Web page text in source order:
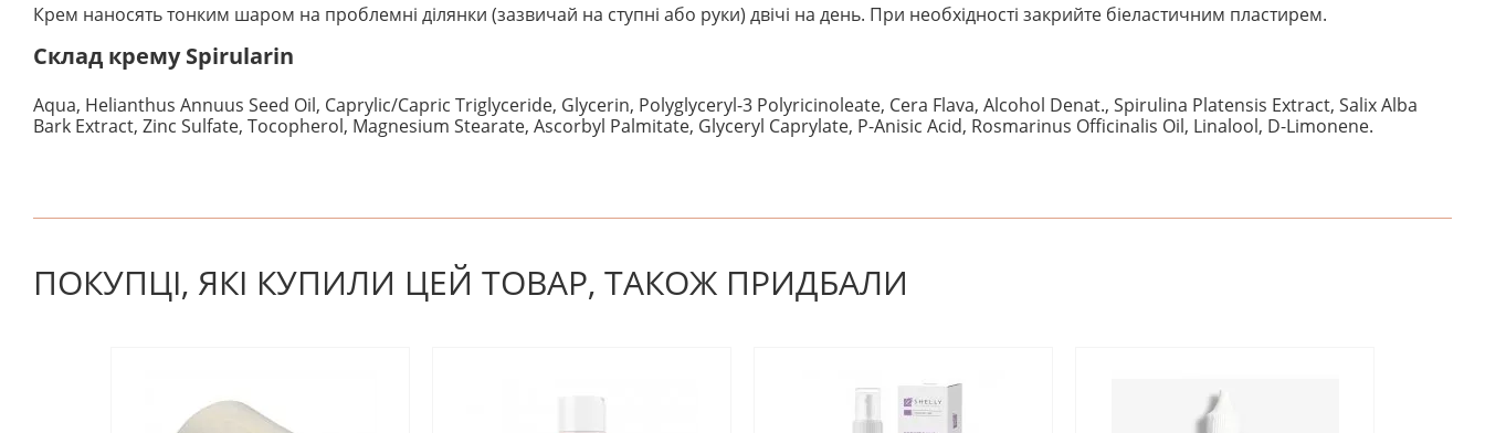
Крем наносять тонким шаром на проблемні ділянки (зазвичай на ступні або руки) двічі на день. При необхідності закрийте біеластичним пластирем.
Склад крему Spirularin
Aqua, Helianthus Annuus Seed Oil, Caprylic/Capric Triglyceride, Glycerin, Polyglyceryl-3 Polyricinoleate, Cera Flava, Alcohol Denat., Spirulina Platensis Extract, Salix Alba
Bark Extract, Zinc Sulfate, Tocopherol, Magnesium Stearate, Ascorbyl Palmitate, Glyceryl Caprylate, P-Anisic Acid, Rosmarinus Officinalis Oil, Linalool, D-Limonene.
На даний час немає відгуків. Ви можете стати першим! Будьте першим, хто напише відгук.
ПОКУПЦІ, ЯКІ КУПИЛИ ЦЕЙ ТОВАР, ТАКОЖ ПРИДБАЛИ